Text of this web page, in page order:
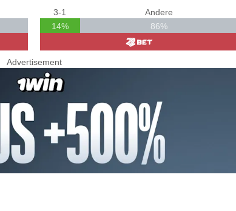
3-1
14%
Andere
86%
Advertisement